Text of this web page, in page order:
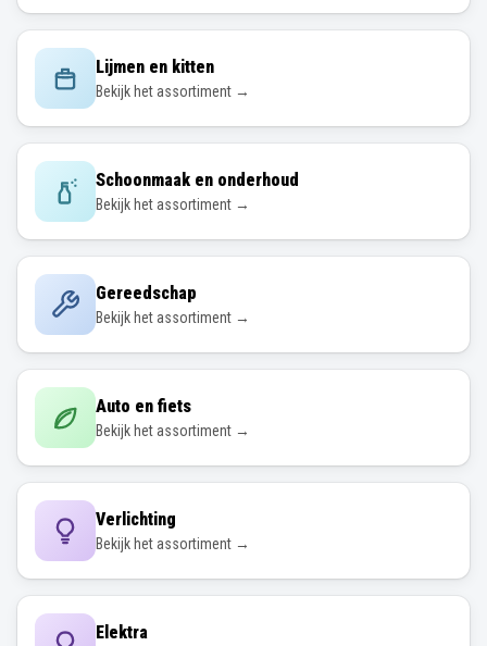
Lijmen en kitten
Bekijk het assortiment →
Schoonmaak en onderhoud
Bekijk het assortiment →
Gereedschap
Bekijk het assortiment →
Auto en fiets
Bekijk het assortiment →
Verlichting
Bekijk het assortiment →
Elektra